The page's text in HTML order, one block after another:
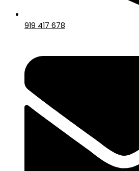
919 417 678